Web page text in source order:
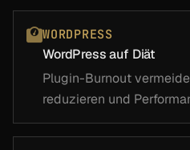
WORDPRESS
WordPress auf Diät
Plugin-Burnout
reduzieren und